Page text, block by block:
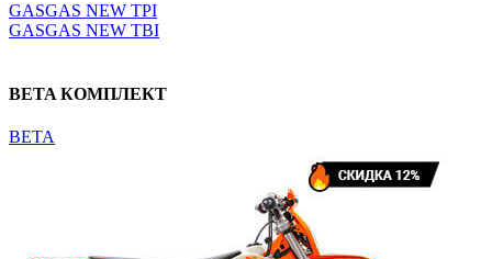
GASGAS NEW TPI
GASGAS NEW TBI
BETA КОМПЛЕКТ
BETA